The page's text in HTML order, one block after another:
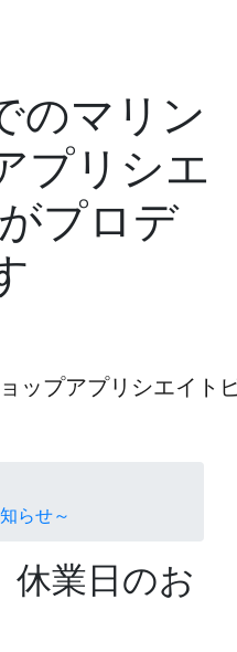
のマリン
プリシエ
プロデ
らせ～
業日のお